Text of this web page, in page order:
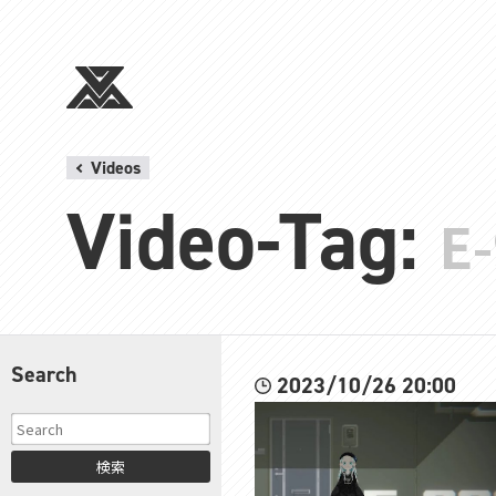
Videos
Video-Tag:
Search
検索
2023/10/26 20:00